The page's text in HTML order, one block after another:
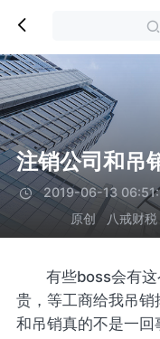
注销公司和吊
2019-06-13
原创
八戒财税
有些boss会有
贵，等工商给我吊
和吊销真的不是一